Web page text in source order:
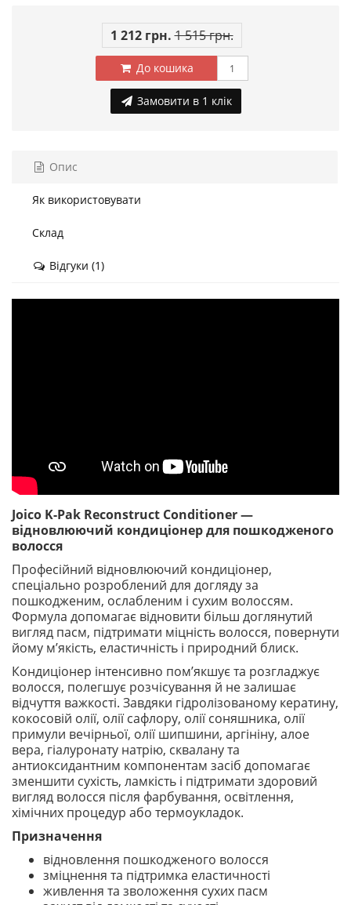
1 212 грн. 1 515 грн.
До кошика
Замовити в 1 клік
Опис
Як використовувати
Склад
Відгуки (1)
Joico K-Pak Reconstruct Conditioner —
відновлюючий кондиціонер для пошкодженого
волосся
Професійний відновлюючий кондиціонер,
спеціально розроблений для догляду за
пошкодженим, ослабленим і сухим волоссям.
Формула допомагає відновити більш доглянутий
вигляд пасм, підтримати міцність волосся, повернути
йому м’якість, еластичність і природний блиск.
Кондиціонер інтенсивно пом’якшує та розгладжує
волосся, полегшує розчісування й не залишає
відчуття важкості. Завдяки гідролізованому кератину,
кокосовій олії, олії сафлору, олії соняшника, олії
примули вечірньої, олії шипшини, аргініну, алое
вера, гіалуронату натрію, сквалану та
антиоксидантним компонентам засіб допомагає
зменшити сухість, ламкість і підтримати здоровий
вигляд волосся після фарбування, освітлення,
хімічних процедур або термоукладок.
Призначення
відновлення пошкодженого волосся
зміцнення та підтримка еластичності
живлення та зволоження сухих пасм